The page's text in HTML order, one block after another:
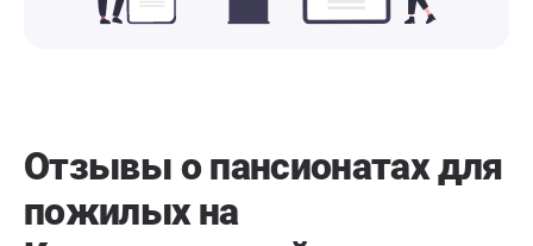
Отзывы о пансионатах для
пожилых на